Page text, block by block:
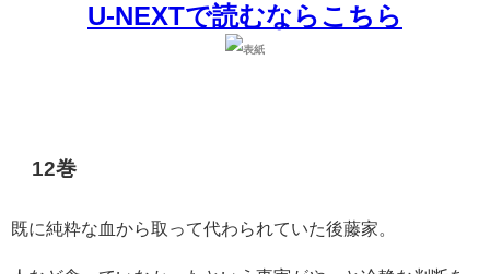
U-NEXTで読むならこちら
12巻
既に純粋な血から取って代わられていた後藤家。